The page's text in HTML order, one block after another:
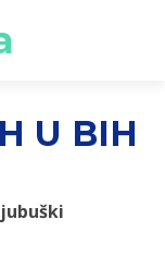
U BIH